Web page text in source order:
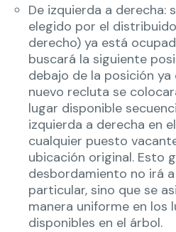
De izquierda a derecha:
elegido por el
derecho) ya está
buscará la siguiente
debajo de la posición ya
nuevo recluta se
lugar disponible
izquierda a derecha en
cualquier puesto
ubicación original. Esto
desbordamiento no irá
particular, sino que se
manera uniforme en los
disponibles en el árbol.